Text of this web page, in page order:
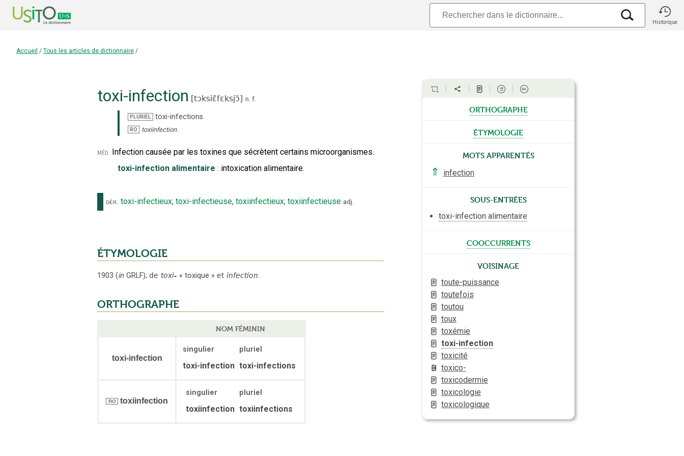
Historique
Accueil / Tous les articles de dictionnaire /
toxi-infection [tɔksiɛ̃fɛksjɔ̃] n. f.
PLURIEL toxi-infections.
RO toxiinfection.
méd. Infection causée par les toxines que sécrètent certains microorganismes.
toxi-infection alimentaire : intoxication alimentaire.
dér. toxi-infectieux, toxi-infectieuse, toxiinfectieux, toxiinfectieuse adj.
ÉTYMOLOGIE
1903 (in GRLF); de toxi- « toxique » et infection.
ORTHOGRAPHE
NOM FÉMININ
toxi-infection
singulier pluriel
toxi-infection toxi-infections
RO toxiinfection
singulier pluriel
toxiinfection toxiinfections
orthographe
étymologie
Mots apparentés
⇑
infection
Sous-entrées
toxi-infection alimentaire
cooccurrents
Voisinage
toute-puissance
toutefois
toutou
toux
toxémie
toxi-infection
toxicité
toxico-
toxicodermie
toxicologie
toxicologique